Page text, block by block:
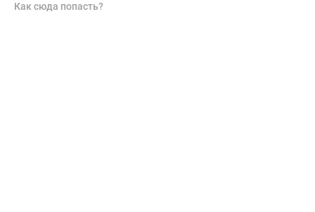
Как сюда попасть?